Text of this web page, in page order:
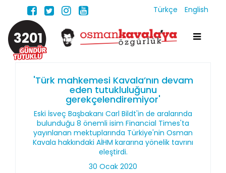
Türkçe English
3201
'Türk mahkemesi Kavala’nın devam
eden tutukluluğunu
gerekçelendiremiyor'
Eski İsveç Başbakanı Carl Bildt'in de aralarında
bulunduğu 8 önemli isim Financial Times'ta
yayınlanan mektuplarında Türkiye'nin Osman
Kavala hakkındaki AİHM kararına yönelik tavrını
eleştirdi.
30 Ocak 2020